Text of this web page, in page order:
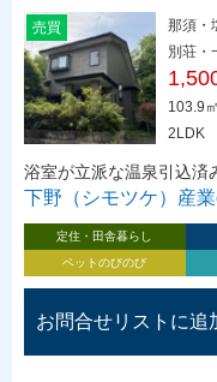
売買
那須・
別荘・
103.9㎡
2LDK
浴室が立派な温泉引込済
下野（シモツケ）産
定住・田舎暮らし
ペットのびのび
お問合せリストに追